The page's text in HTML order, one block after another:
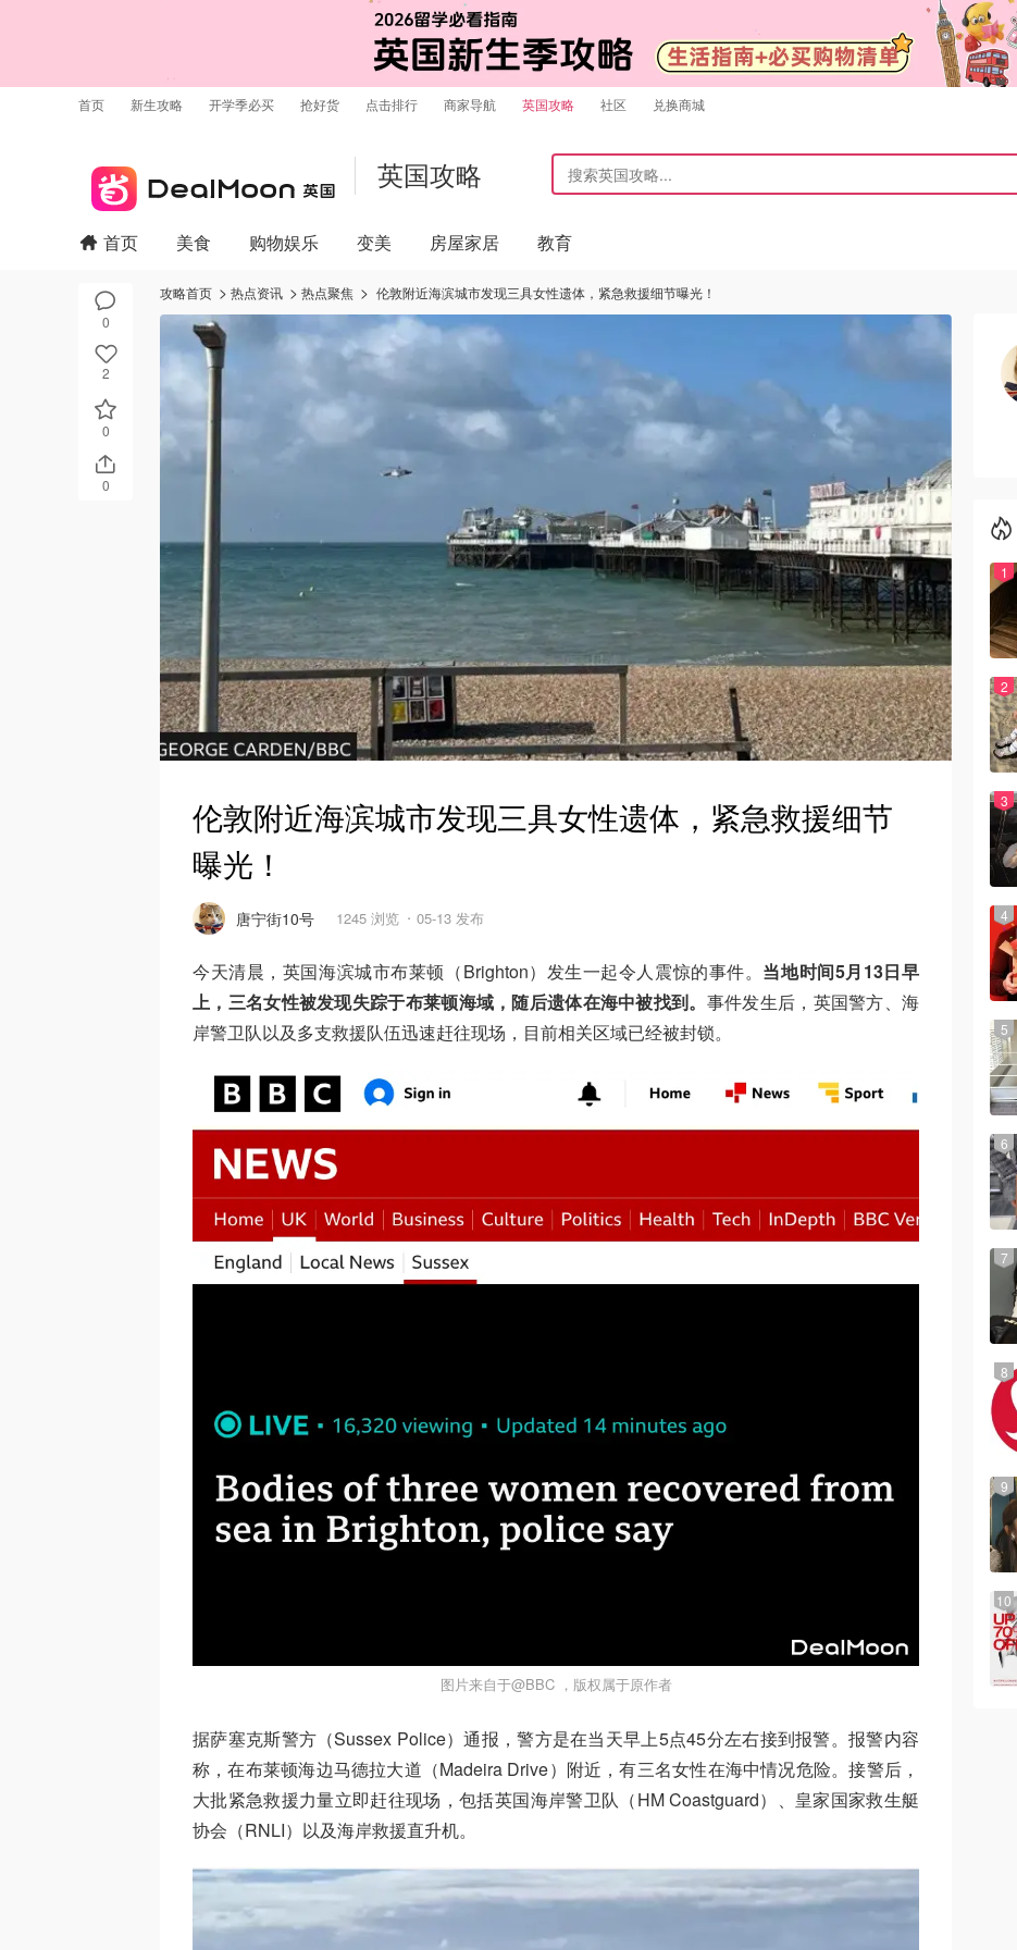
首页 新生攻略 开学季必买 抢好货 点击排行 商家导航 英国攻略 社区 兑换商城
英国攻略
0
2
0
0
首页 美食 购物娱乐 变美 房屋家居 教育
攻略首页 热点资讯 热点聚焦 伦敦附近海滨城市发现三具女性遗体，紧急救援细节曝光！
伦敦附近海滨城市发现三具女性遗体，紧急救援细节
曝光！
唐宁街10号 1245 浏览 05-13 发布
今天清晨，英国海滨城市布莱顿（Brighton）发生一起令人震惊的事件。 当地时间5月13日早
上，三名女性被发现失踪于布莱顿海域，随后遗体在海中被找到。 事件发生后，英国警方、海
岸警卫队以及多支救援队伍迅速赶往现场，目前相关区域已经被封锁。
图片来自于@BBC ，版权属于原作者
据萨塞克斯警方（Sussex Police）通报，警方是在当天早上5点45分左右接到报警。报警内容
称，在布莱顿海边马德拉大道（Madeira Drive）附近，有三名女性在海中情况危险。接警后，
大批紧急救援力量立即赶往现场，包括英国海岸警卫队（HM Coastguard）、皇家国家救生艇
协会（RNLI）以及海岸救援直升机。